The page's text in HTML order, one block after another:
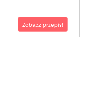
Zobacz przepis!